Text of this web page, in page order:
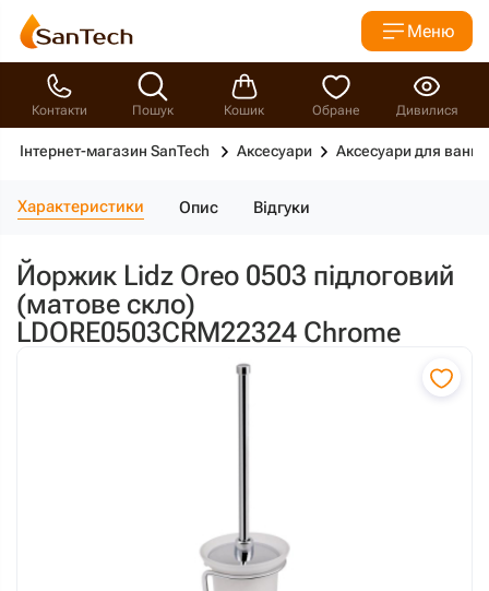
Меню
Контакти Пошук Кошик Обране Дивилися
Інтернет-магазин SanTech Аксесуари Аксесуари для
Характеристики Опис Відгуки
Йоржик Lidz Oreo 0503 підлоговий
(матове скло)
LDORE0503CRM22324 Chrome